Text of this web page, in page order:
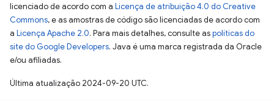
licenciado de acordo com a Licença de atribuição 4.0 do Creative
Commons, e as amostras de código são licenciadas de acordo com
a Licença Apache 2.0. Para mais detalhes, consulte aspolíticas do
site do Google Developers. Java é uma marca registrada da Oracle
e/ou afiliadas.
Última atualização 2024-09-20 UTC.